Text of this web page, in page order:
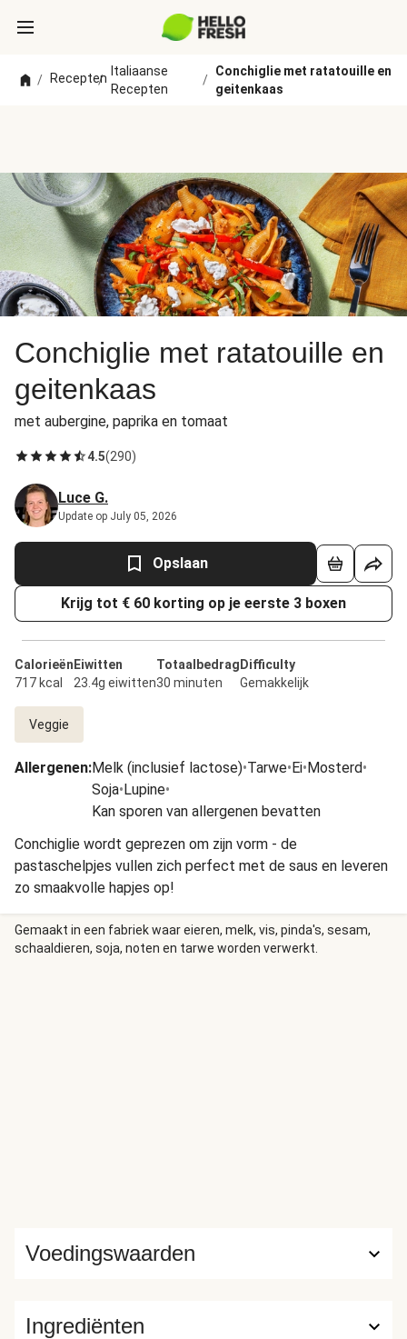
/ Recepten
/
Italiaanse
Recepten
/
Conchiglie met ratatouille en
geitenkaas
Conchiglie met ratatouille en
geitenkaas
met aubergine, paprika en tomaat
4.5(290)
Luce G.
Update op July 05, 2026
Opslaan
Krijg tot € 60 korting op je eerste 3 boxen
Calorieën
717 kcal
Eiwitten
23.4g eiwitten
Totaalbedrag
30 minuten
Difficulty
Gemakkelijk
Veggie
Allergenen:Melk (inclusief lactose)•Tarwe•Ei•Mosterd•
Soja•Lupine•
Kan sporen van allergenen bevatten
Conchiglie wordt geprezen om zijn vorm - de
pastaschelpjes vullen zich perfect met de saus en leveren
zo smaakvolle hapjes op!
Gemaakt in een fabriek waar eieren, melk, vis, pinda's, sesam,
schaaldieren, soja, noten en tarwe worden verwerkt.
Ingrediënten
Voedingswaarden